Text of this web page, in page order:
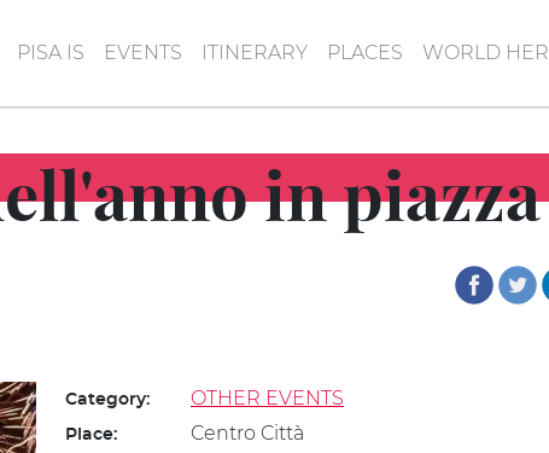
PISA IS EVENTS ITINERARY PLACES WORLD
in piazza
Category: OTHER EVENTS
Place: Centro Città